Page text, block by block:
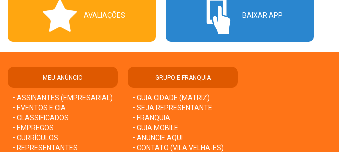
AVALIAÇÕES BAIXAR APP
MEU ANÚNCIO
• ASSINANTES (EMPRESARIAL)
• EVENTOS E CIA
• CLASSIFICADOS
• EMPREGOS
• CURRÍCULOS
• REPRESENTANTES
GRUPO E FRANQUIA
• GUIA CIDADE (MATRIZ)
• SEJA REPRESENTANTE
• FRANQUIA
• GUIA MOBILE
• ANUNCIE AQUI
• CONTATO (VILA VELHA-ES)